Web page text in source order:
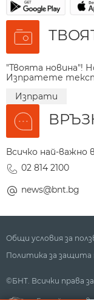
"Твоята новина"!
Изпратете
Изпрати
Всичко най-
02 814 2100
news@bnt.bg
Общи условия за
Политика за защита
©БНТ. Всички права